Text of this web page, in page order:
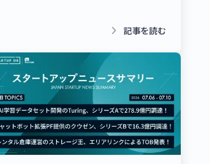
Solutions、シードラウンドで4億
トアップニュース】
keyboard_arrow_right 記事を読む